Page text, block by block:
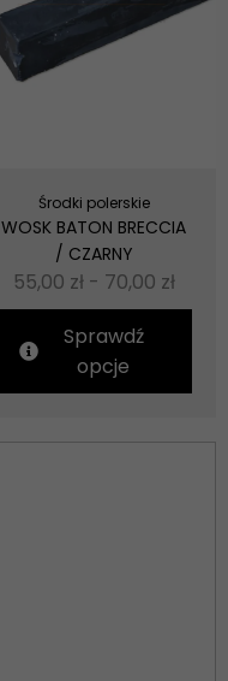
Środki polerskie
WOSK BATON BRECCIA
/ CZARNY
55,00 zł - 70,00 zł
Sprawdź
opcje